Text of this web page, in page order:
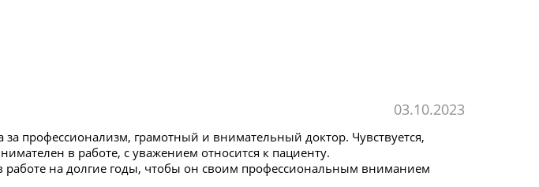
03.10.2023
профессионализм, грамотный и внимательный доктор. Чувствуется,
в работе, с уважением относится к пациенту.
на долгие годы, чтобы он своим профессиональным вниманием